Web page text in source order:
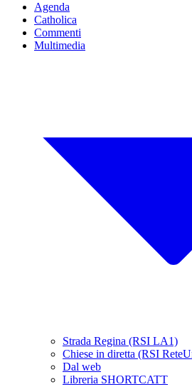
Agenda
Catholica
Commenti
Multimedia
Strada Regina (RSI LA1)
Chiese in diretta (RSI
Dal web
Libreria SHORTCATT